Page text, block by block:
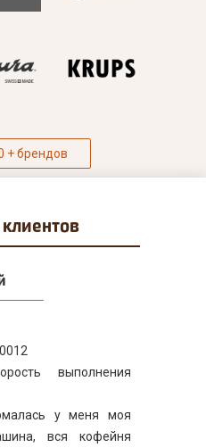
+ брендов
клиентов
выполнения
у меня моя
вся кофейня